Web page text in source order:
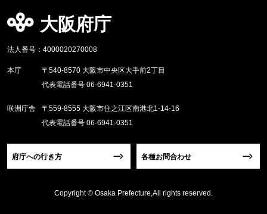
大阪府庁
法人番号：4000020270008
本庁
〒540-8570 大阪市中央区大手前2丁目
代表電話番号 06-6941-0351
咲洲庁舎
〒559-8555 大阪市住之江区南港北1-14-16
代表電話番号 06-6941-0351
府庁への行き方 各種お問合わせ
Copyright © Osaka Prefecture,All rights reserved.